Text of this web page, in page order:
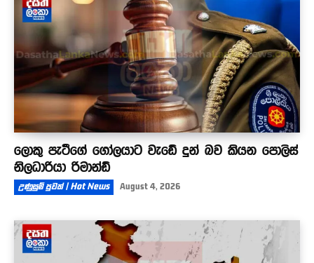
ලොකු පැටීගේ ගෝලයාට වැඩේ දුන් බව කියන පොලිස්
නිලධාරියා රිමාන්ඩ්
උණුසුම් පුවත් | Hot News August 4, 2026